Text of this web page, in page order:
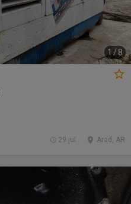
1 /8
Arad, AR
29 jul.